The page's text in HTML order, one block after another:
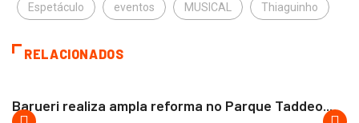
Espetáculo eventos MUSICAL Thiaguinho
RELACIONADOS
Barueri realiza ampla reforma no Parque Taddeo...